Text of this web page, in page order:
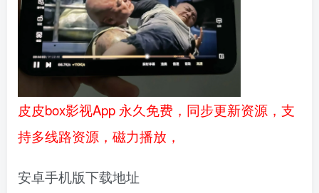
皮皮box影视App 永久免费，同步更新资源，支
持多线路资源，磁力播放，
安卓手机版下载地址